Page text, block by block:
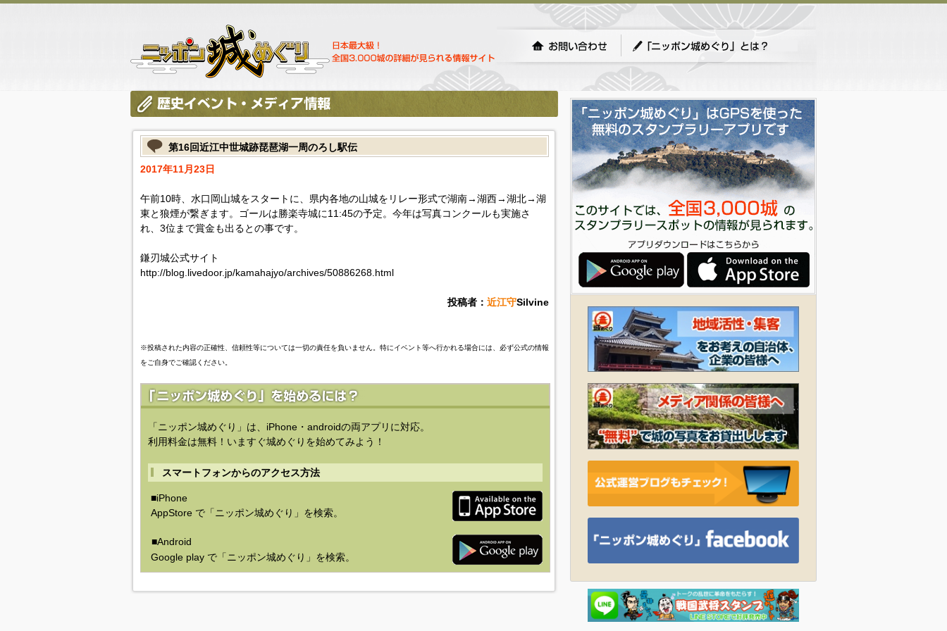
第16回近江中世城跡琵琶湖一周のろし駅伝
2017年11月23日
午前10時、水口岡山城をスタートに、県内各地の山城をリレー形式で湖南→湖西→湖北→湖
東と狼煙が繋ぎます。ゴールは勝楽寺城に11:45の予定。今年は写真コンクールも実施さ
れ、3位まで賞金も出るとの事です。
鎌刃城公式サイト
http://blog.livedoor.jp/kamahajyo/archives/50886268.html
投稿者： 近江守Silvine
※投稿された内容の正確性、信頼性等については一切の責任を負いません。特にイベント等へ行かれる場合には、必ず公式の情報
をご自身でご確認ください。
「ニッポン城めぐり」は、iPhone・androidの両アプリに対応。
利用料金は無料！いますぐ城めぐりを始めてみよう！
スマートフォンからのアクセス方法
■iPhone
AppStore で「ニッポン城めぐり」を検索。
■Android
Google play で「ニッポン城めぐり」を検索。